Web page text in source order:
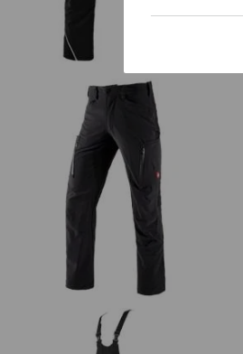
Cargohose e.s.vision stretch, Herren